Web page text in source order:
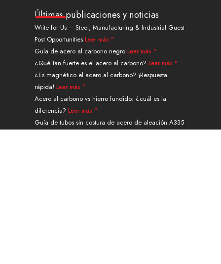
k
e
d
i
n
t
u
b
e
w
i
t
t
e
r
t
e
r
e
s
t
t
a
g
a
m
e
b
o
k
Últimas publicaciones y noticias
Write for Us – Steel, Manufacturing & Industrial Guest
Post Opportunities Leer más "
Guía de acero al carbono negro Leer más "
¿Qué tan fuerte es el acero al carbono? Leer más "
¿Es magnético el acero al carbono? ¡Respuesta
rápida! Leer más "
Acero al carbono vs hierro fundido: ¿cuál es la
diferencia? Leer más "
Guía de tubos sin costura de acero de aleación A335